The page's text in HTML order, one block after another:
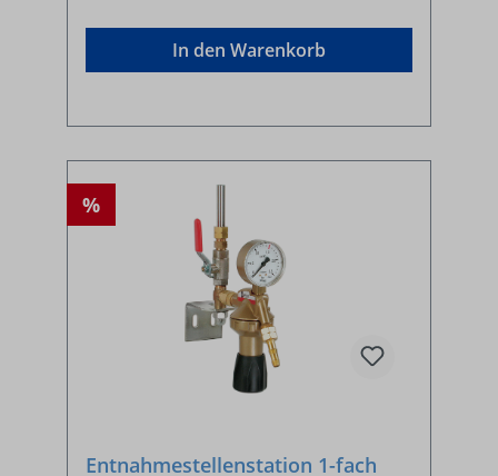
In den Warenkorb
%
Entnahmestellenstation 1-fach